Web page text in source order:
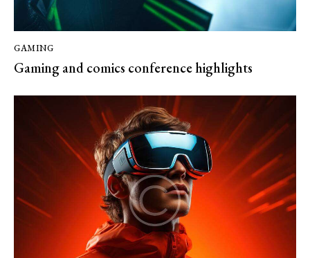
GAMING
Gaming and comics conference highlights